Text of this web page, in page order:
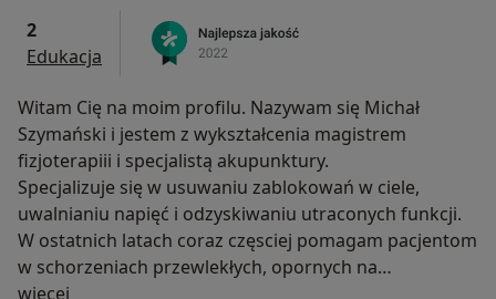
2
Edukacja
Witam Cię na moim profilu. Nazywam się Michał
Szymański i jestem z wykształcenia magistrem
fizjoterapiii i specjalistą akupunktury.
Specjalizuje się w usuwaniu zablokowań w ciele,
uwalnianiu napięć i odzyskiwaniu utraconych funkcji.
W ostatnich latach coraz częsciej pomagam pacjentom
w schorzeniach przewlekłych, opornych na
dotychczasowe formy terapii.
więcej